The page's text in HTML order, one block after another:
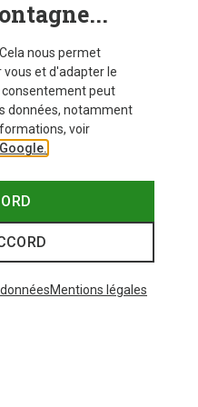
nous permet
et d'adapter le
consentement peut
données, notamment
voir
Mentions légales